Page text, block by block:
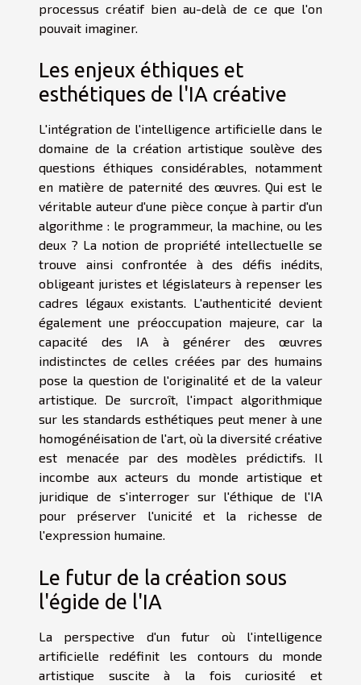
processus créatif bien au-delà de ce que l'on
pouvait imaginer.
Les enjeux éthiques et
esthétiques de l'IA créative
L'intégration de l'intelligence artificielle dans le
domaine de la création artistique soulève des
questions éthiques considérables, notamment
en matière de paternité des œuvres. Qui est le
véritable auteur d'une pièce conçue à partir d'un
algorithme : le programmeur, la machine, ou les
deux ? La notion de propriété intellectuelle se
trouve ainsi confrontée à des défis inédits,
obligeant juristes et législateurs à repenser les
cadres légaux existants. L'authenticité devient
également une préoccupation majeure, car la
capacité des IA à générer des œuvres
indistinctes de celles créées par des humains
pose la question de l'originalité et de la valeur
artistique. De surcroît, l'impact algorithmique
sur les standards esthétiques peut mener à une
homogénéisation de l'art, où la diversité créative
est menacée par des modèles prédictifs. Il
incombe aux acteurs du monde artistique et
juridique de s'interroger sur l'éthique de l'IA
pour préserver l'unicité et la richesse de
l'expression humaine.
Le futur de la création sous
l'égide de l'IA
La perspective d'un futur où l'intelligence
artificielle redéfinit les contours du monde
artistique suscite à la fois curiosité et